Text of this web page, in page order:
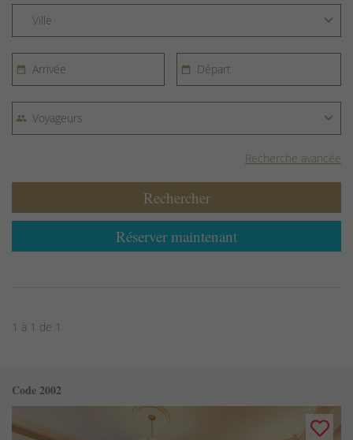
Recherche avancée
Réserver maintenant
Rechercher
1 à 1 de 1
Code 2002